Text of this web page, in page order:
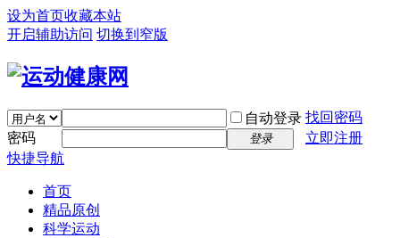
设为首页收藏本站
开启辅助访问 切换到窄版
自动登录 找回密码
密码
登录
立即注册
快捷导航
首页
精品原创
科学运动